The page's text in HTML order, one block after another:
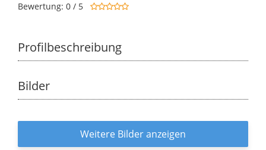
Bewertung: 0 / 5
Profilbeschreibung
Bilder
Weitere Bilder anzeigen